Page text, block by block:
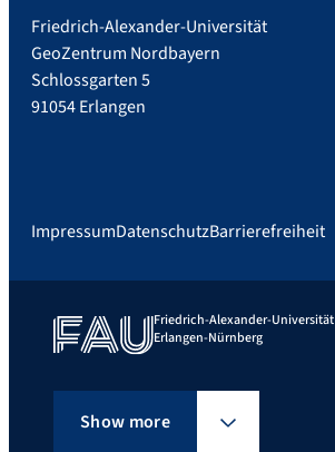
Friedrich-Alexander-Universität
GeoZentrum Nordbayern
Schlossgarten 5
91054 Erlangen
ImpressumDatenschutzBarrierefreiheit
Friedrich-Alexander-Universität
Erlangen-Nürnberg
Show more